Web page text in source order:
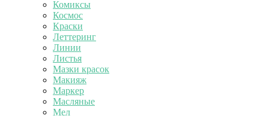
Комиксы
Космос
Краски
Леттеринг
Линии
Листья
Мазки красок
Макияж
Маркер
Масляные
Мел